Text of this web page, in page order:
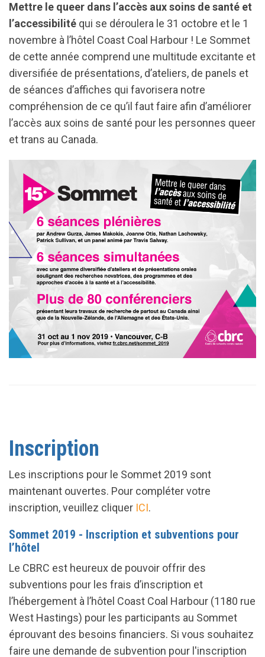
Mettre le queer dans l’accès aux soins de santé et
l’accessibilité qui se déroulera le 31 octobre et le 1
novembre à l’hôtel Coast Coal Harbour ! Le Sommet
de cette année comprend une multitude excitante et
diversifiée de présentations, d’ateliers, de panels et
de séances d’affiches qui favorisera notre
compréhension de ce qu’il faut faire afin d’améliorer
l’accès aux soins de santé pour les personnes queer
et trans au Canada.
Inscription
Les inscriptions pour le Sommet 2019 sont
maintenant ouvertes. Pour compléter votre
inscription, veuillez cliquer ICI.
Sommet 2019 - Inscription et subventions pour
l’hôtel
Le CBRC est heureux de pouvoir offrir des
subventions pour les frais d’inscription et
l’hébergement à l’hôtel Coast Coal Harbour (1180 rue
West Hastings) pour les participants au Sommet
éprouvant des besoins financiers. Si vous souhaitez
faire une demande de subvention pour l'inscription